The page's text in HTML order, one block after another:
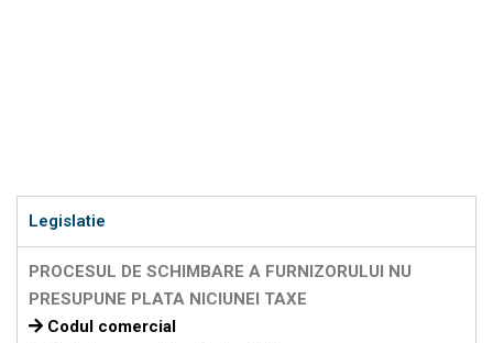
Legislatie
PROCESUL DE SCHIMBARE A FURNIZORULUI NU
PRESUPUNE PLATA NICIUNEI TAXE
Codul comercial